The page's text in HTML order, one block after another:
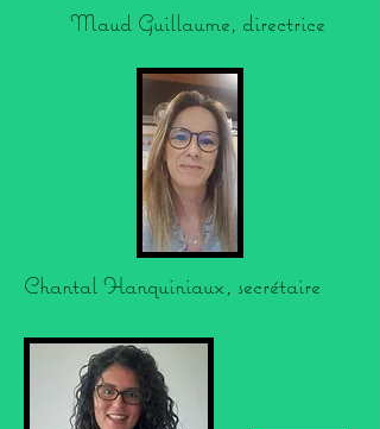
Maud Guillaume, directrice
Chantal Hanquiniaux, secrétaire